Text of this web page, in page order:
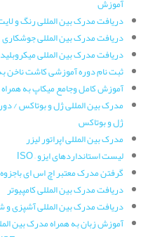
آموزش
دریافت مدرک بین المللی رنگ و
دریافت مدرک بین المللی جوشکاری
دریافت مدرک بین المللی
ثبت نام دوره آموزشی کاشت ناخن
آموزش کامل وجامع میکاپ به
مدرک بین المللی ژل و بوتاکس /
ژل و بوتاکس
مدرک بین المللی اپراتور لیزر
لیست استانداردهای ایزو – ISO
گرفتن مدرک معتبر اچ اس ای باجزوه
دریافت مدرک بین المللی کامپیوتر
دریافت مدرک بین المللی آشپزی و
آموزش زبان به همراه مدرک بین